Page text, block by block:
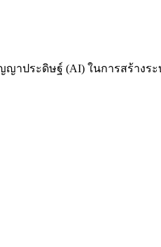
าประดิษฐ์ (AI) ในการสร้างร